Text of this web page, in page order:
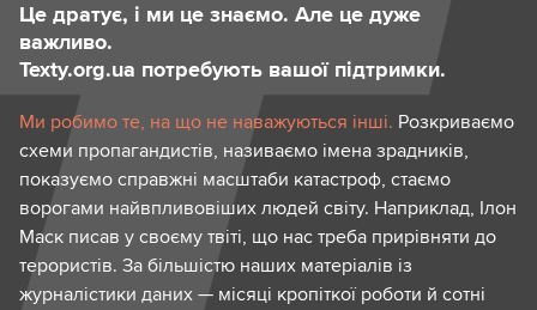
Це дратує, і ми це знаємо. Але це дуже
важливо.
Texty.org.ua потребують вашої підтримки.
Ми робимо те, на що не наважуються інші. Розкриваємо
схеми пропагандистів, називаємо імена зрадників,
показуємо справжні масштаби катастроф, стаємо
ворогами найвпливовіших людей світу. Наприклад, Ілон
Маск писав у своєму твіті, що нас треба прирівняти до
терористів. За більшістю наших матеріалів із
журналістики даних — місяці кропіткої роботи й сотні